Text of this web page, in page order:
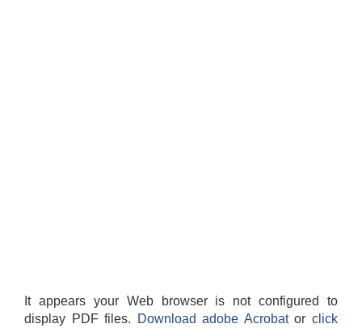
It appears your Web browser is not configured to
display PDF files.
Download adobe Acrobatorclick